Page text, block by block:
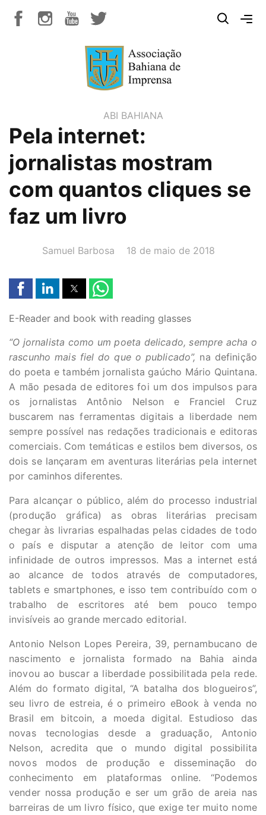
ABI BAHIANA
Pela internet:
jornalistas mostram
com quantos cliques se
faz um livro
AUTOR(A):
Samuel Barbosa DATA:
18 de maio de 2018
E-Reader and book with reading glasses
“O jornalista como um poeta delicado, sempre acha o
rascunho mais fiel do que o publicado”, na definição
do poeta e também jornalista gaúcho Mário Quintana.
A mão pesada de editores foi um dos impulsos para
os jornalistas Antônio Nelson e Franciel Cruz
buscarem nas ferramentas digitais a liberdade nem
sempre possível nas redações tradicionais e editoras
comerciais. Com temáticas e estilos bem diversos, os
dois se lançaram em aventuras literárias pela internet
por caminhos diferentes.
Para alcançar o público, além do processo industrial
(produção gráfica) as obras literárias precisam
chegar às livrarias espalhadas pelas cidades de todo
o país e disputar a atenção de leitor com uma
infinidade de outros impressos. Mas a internet está
ao alcance de todos através de computadores,
tablets e smartphones, e isso tem contribuído com o
trabalho de escritores até bem pouco tempo
invisíveis ao grande mercado editorial.
Antonio Nelson Lopes Pereira, 39, pernambucano de
nascimento e jornalista formado na Bahia ainda
inovou ao buscar a liberdade possibilitada pela rede.
Além do formato digital, “A batalha dos blogueiros”,
seu livro de estreia, é o primeiro eBook à venda no
Brasil em bitcoin, a moeda digital. Estudioso das
novas tecnologias desde a graduação, Antonio
Nelson, acredita que o mundo digital possibilita
novos modos de produção e disseminação do
conhecimento em plataformas online. “Podemos
vender nossa produção e ser um grão de areia nas
barreiras de um livro físico, que exige ter muito nome